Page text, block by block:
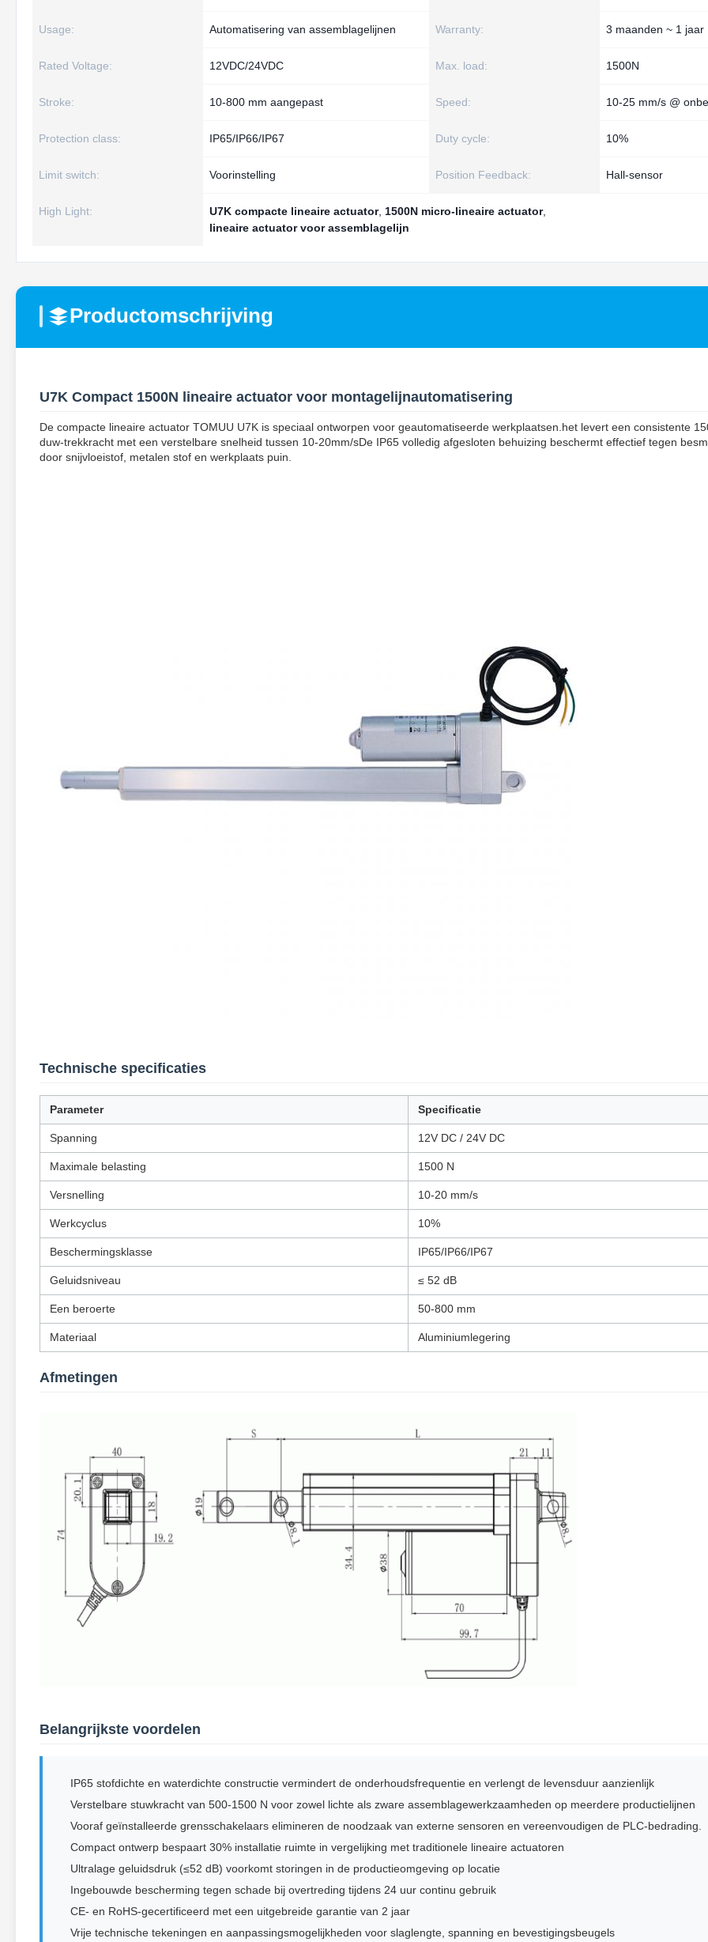
Usage: Automatisering van assemblagelijnen Warranty: 3 maanden ~ 1 jaar
Rated Voltage: 12VDC/24VDC Max. load: 1500N
Stroke: 10-800 mm aangepast Speed: 10-25 mm/s @
Protection class: IP65/IP66/IP67 Duty cycle: 10%
Limit switch: Voorinstelling Position Feedback: Hall-sensor
High Light: U7K compacte lineaire actuator, 1500N micro-lineaire actuator,
lineaire actuator voor assemblagelijn
Productomschrijving
U7K Compact 1500N lineaire actuator voor montagelijnautomatisering
De compacte lineaire actuator TOMUU U7K is speciaal ontworpen voor geautomatiseerde werkplaatsen.het levert een consistente
duw-trekkracht met een verstelbare snelheid tussen 10-20mm/sDe IP65 volledig afgesloten behuizing beschermt effectief tegen
door snijvloeistof, metalen stof en werkplaats puin.
Technische specificaties
Parameter Specificatie
Spanning 12V DC / 24V DC
Maximale belasting 1500 N
Versnelling 10-20 mm/s
Werkcyclus 10%
Beschermingsklasse IP65/IP66/IP67
Geluidsniveau ≤ 52 dB
Een beroerte 50-800 mm
Materiaal Aluminiumlegering
Afmetingen
Belangrijkste voordelen
IP65 stofdichte en waterdichte constructie vermindert de onderhoudsfrequentie en verlengt de levensduur aanzienlijk
Verstelbare stuwkracht van 500-1500 N voor zowel lichte als zware assemblagewerkzaamheden op meerdere productielijnen
Vooraf geïnstalleerde grensschakelaars elimineren de noodzaak van externe sensoren en vereenvoudigen de PLC-bedrading.
Compact ontwerp bespaart 30% installatie ruimte in vergelijking met traditionele lineaire actuatoren
Ultralage geluidsdruk (≤52 dB) voorkomt storingen in de productieomgeving op locatie
Ingebouwde bescherming tegen schade bij overtreding tijdens 24 uur continu gebruik
CE- en RoHS-gecertificeerd met een uitgebreide garantie van 2 jaar
Vrije technische tekeningen en aanpassingsmogelijkheden voor slaglengte, spanning en bevestigingsbeugels